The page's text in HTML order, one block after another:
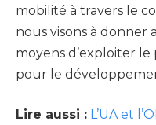
mobilité à travers le
nous visons à donner
moyens d’exploiter
pour le
Lire aussi : L’UA et